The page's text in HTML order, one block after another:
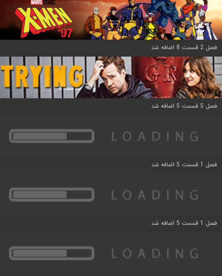
فصل 2 قسمت 8 اضافه شد
فصل 5 قسمت 5 اضافه شد
فصل 1 قسمت 5 اضافه شد
فصل 1 قسمت 5 اضافه شد